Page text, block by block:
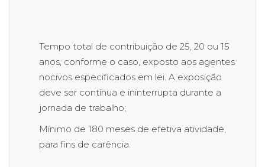
Tempo total de contribuição de 25, 20 ou 15
anos, conforme o caso, exposto aos agentes
nocivos especificados em lei. A exposição
deve ser contínua e ininterrupta durante a
jornada de trabalho;
Mínimo de 180 meses de efetiva atividade,
para fins de carência.